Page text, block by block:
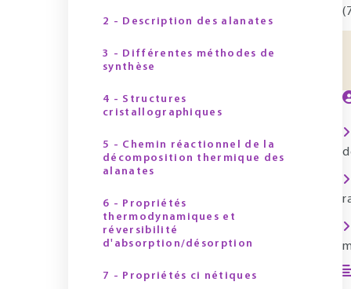
2 - Description des alanates
3 - Différentes méthodes de
synthèse
4 - Structures
cristallographiques
5 - Chemin réactionnel de la
décomposition thermique des
alanates
6 - Propriétés
thermodynamiques et
réversibilité
d'absorption/désorption
7 - Propriétés ci nétiques